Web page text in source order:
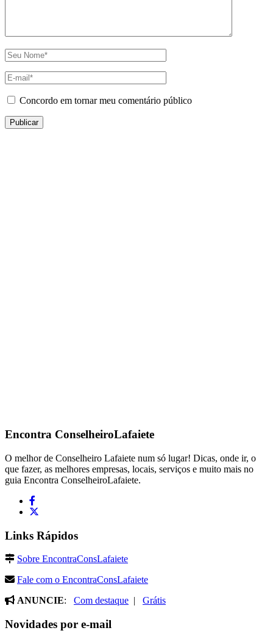
Concordo em tornar meu comentário público
Encontra ConselheiroLafaiete
O melhor de Conselheiro Lafaiete num só lugar! Dicas, onde ir, o
que fazer, as melhores empresas, locais, serviços e muito mais no
guia Encontra ConselheiroLafaiete.
Links Rápidos
Sobre EncontraConsLafaiete
Fale com o EncontraConsLafaiete
ANUNCIE: Com destaque | Grátis
Novidades por e-mail